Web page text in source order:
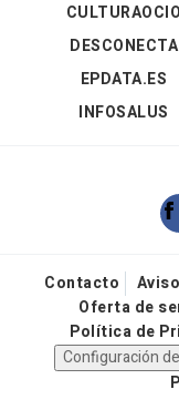
CULTURAOCIO
DESCONECTA
EPDATA.ES
INFOSALUS
Contacto
Oferta de
Política de
Configuración